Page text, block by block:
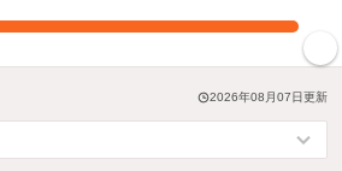
2026年08月07日更新